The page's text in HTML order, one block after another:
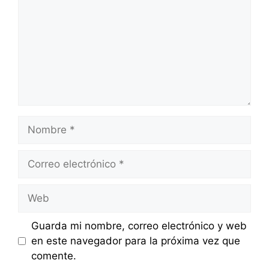
electrónico
Guarda mi nombre, correo electrónico y web
en este navegador para la próxima vez que
comente.